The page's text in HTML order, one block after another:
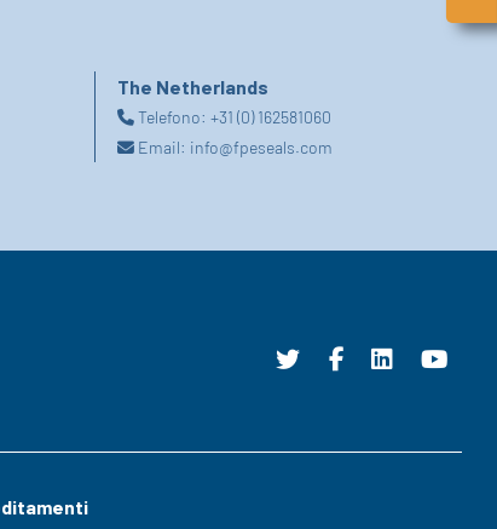
The Netherlands
Telefono:+31 (0) 162581060
Email: info@fpeseals.com